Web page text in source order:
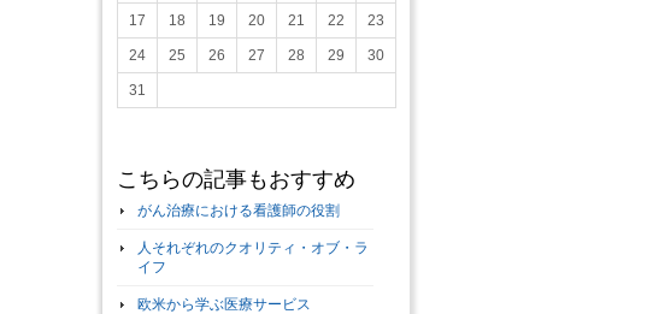
17 18 19 20 21 22 23
24 25 26 27 28 29 30
31
こちらの記事もおすすめ
がん治療における看護師の役割
人それぞれのクオリティ・オブ・ラ
イフ
欧米から学ぶ医療サービス